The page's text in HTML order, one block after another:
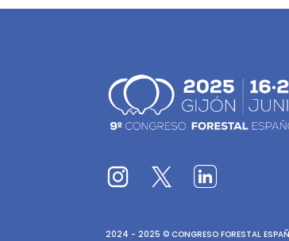
2024 - 2025 © CONGRESO FORESTAL